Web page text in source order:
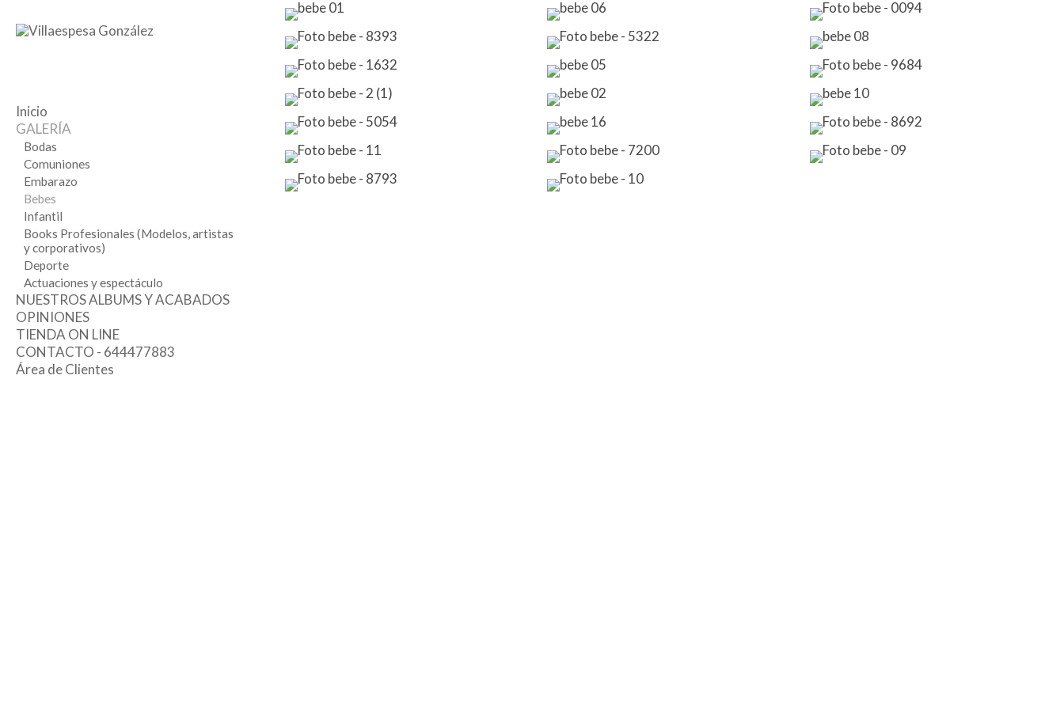
Inicio
GALERÍA
Bodas
Comuniones
Embarazo
Bebes
Infantil
Books Profesionales (Modelos, artistas
y corporativos)
Deporte
Actuaciones y espectáculo
NUESTROS ALBUMS Y ACABADOS
OPINIONES
TIENDA ON LINE
CONTACTO - 644477883
Área de Clientes